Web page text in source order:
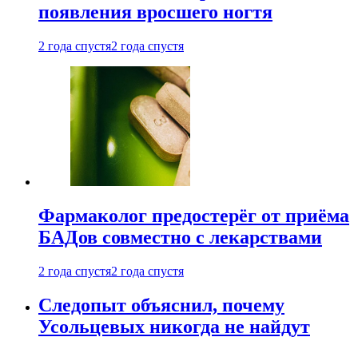
появления вросшего ногтя
2 года спустя2 года спустя
Фармаколог предостерёг от приёма
БАДов совместно с лекарствами
2 года спустя2 года спустя
Следопыт объяснил, почему
Усольцевых никогда не найдут